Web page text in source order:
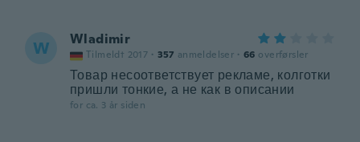
W Wladimir
Tilmeldt 2017 · 357 anmeldelser · 66 overførsler
Товар несоответствует рекламе, колготки
пришли тонкие, а не как в описании
for ca. 3 år siden